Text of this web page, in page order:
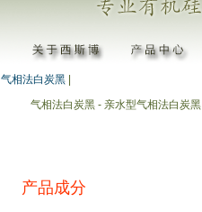
气相法白炭黑
气相法白炭黑 - 亲水型气相法白炭黑
产品成分